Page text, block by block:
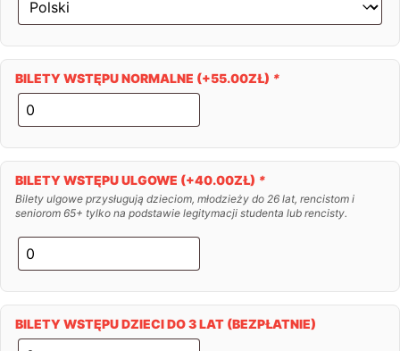
BILETY WSTĘPU NORMALNE (+55.00ZŁ) *
BILETY WSTĘPU ULGOWE (+40.00ZŁ) *
Bilety ulgowe przysługują dzieciom, młodzieży do 26 lat, rencistom i
seniorom 65+ tylko na podstawie legitymacji studenta lub rencisty.
BILETY WSTĘPU DZIECI DO 3 LAT (BEZPŁATNIE)